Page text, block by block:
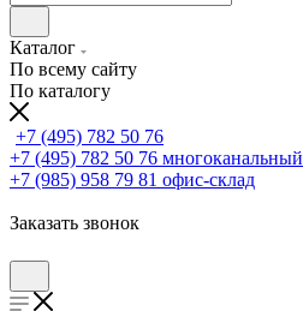
Каталог
По всему сайту
По каталогу
+7 (495) 782 50 76
+7 (495) 782 50 76 многоканальный
+7 (985) 958 79 81 офис-склад
Заказать звонок